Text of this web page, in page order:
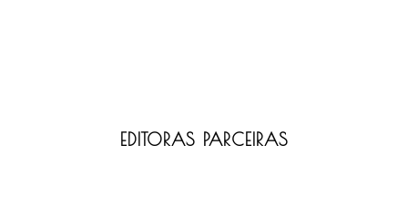
EDITORAS PARCEIRAS